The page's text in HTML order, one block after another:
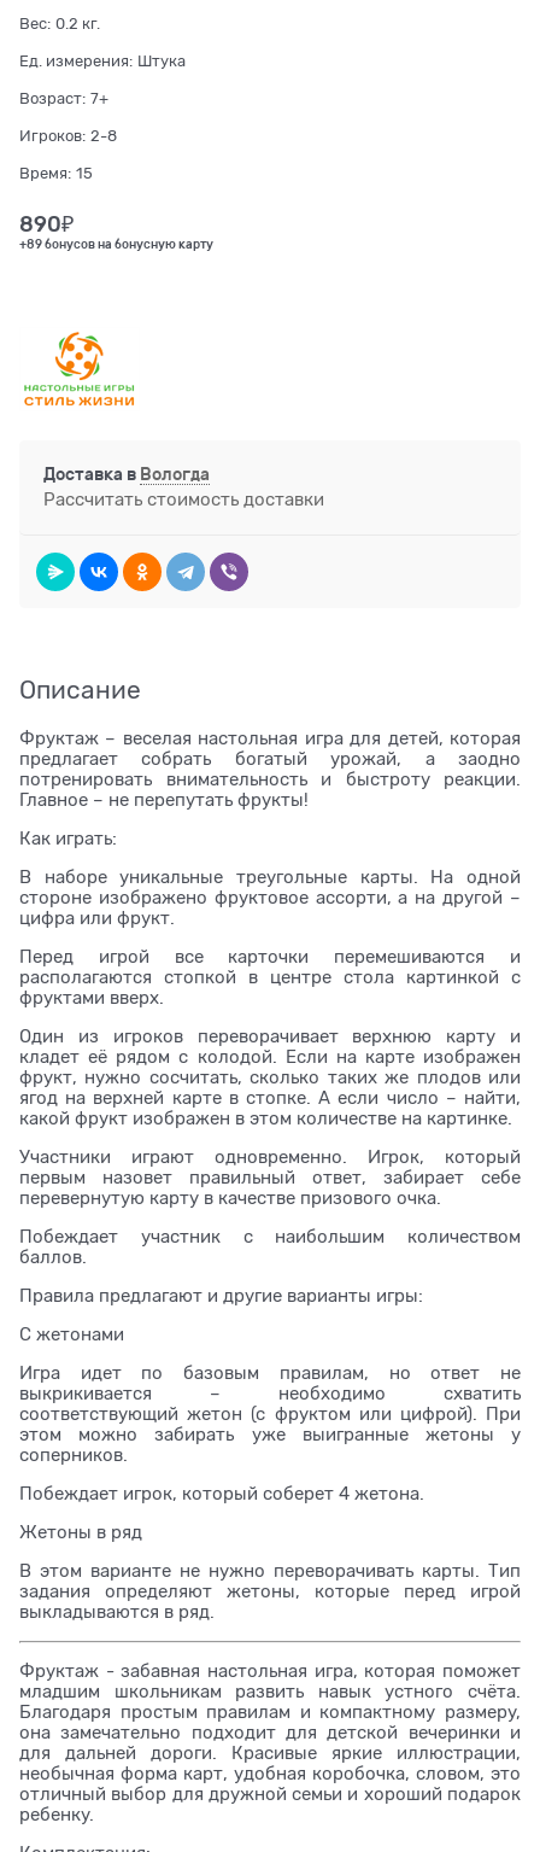
Вес: 0.2 кг.
Ед. измерения: Штука
Возраст: 7+
Игроков: 2-8
Время: 15
890₽
+89 бонусов на бонусную карту
Доставка в Вологда
Рассчитать стоимость доставки
Описание
Фруктаж – веселая настольная игра для детей, которая
предлагает собрать богатый урожай, а заодно
потренировать внимательность и быстроту реакции.
Главное – не перепутать фрукты!
Как играть:
В наборе уникальные треугольные карты. На одной
стороне изображено фруктовое ассорти, а на другой –
цифра или фрукт.
Перед игрой все карточки перемешиваются и
располагаются стопкой в центре стола картинкой с
фруктами вверх.
Один из игроков переворачивает верхнюю карту и
кладет её рядом с колодой. Если на карте изображен
фрукт, нужно сосчитать, сколько таких же плодов или
ягод на верхней карте в стопке. А если число – найти,
какой фрукт изображен в этом количестве на картинке.
Участники играют одновременно. Игрок, который
первым назовет правильный ответ, забирает себе
перевернутую карту в качестве призового очка.
Побеждает участник с наибольшим количеством
баллов.
Правила предлагают и другие варианты игры:
С жетонами
Игра идет по базовым правилам, но ответ не
выкрикивается – необходимо схватить
соответствующий жетон (с фруктом или цифрой). При
этом можно забирать уже выигранные жетоны у
соперников.
Побеждает игрок, который соберет 4 жетона.
Жетоны в ряд
В этом варианте не нужно переворачивать карты. Тип
задания определяют жетоны, которые перед игрой
выкладываются в ряд.
Фруктаж - забавная настольная игра, которая поможет
младшим школьникам развить навык устного счёта.
Благодаря простым правилам и компактному размеру,
она замечательно подходит для детской вечеринки и
для дальней дороги. Красивые яркие иллюстрации,
необычная форма карт, удобная коробочка, словом, это
отличный выбор для дружной семьи и хороший подарок
ребенку.